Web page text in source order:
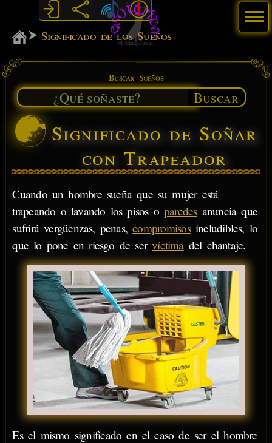
MiSabueso
Significado de los Sueños
Buscar Sueños
Buscar
Significado de Soñar
con Trapeador
Cuando un hombre sueña que su mujer está
trapeando o lavando los pisos o paredesanuncia que
sufrirá vergüenzas, penas,compromisosineludibles, lo
que lo pone en riesgo de servíctimadel chantaje.
Es el mismo significado en el caso de ser el hombre
Menú